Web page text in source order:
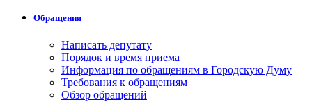
Обращения
Написать депутату
Порядок и время приема
Информация по обращениям в Городскую Думу
Требования к обращениям
Обзор обращений